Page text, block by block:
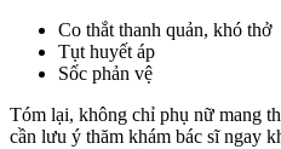
Co thắt thanh quản, khó thở
Tụt huyết áp
Sốc phản vệ
Tóm lại, không chỉ phụ nữ mang
cần lưu ý thăm khám bác sĩ ngay